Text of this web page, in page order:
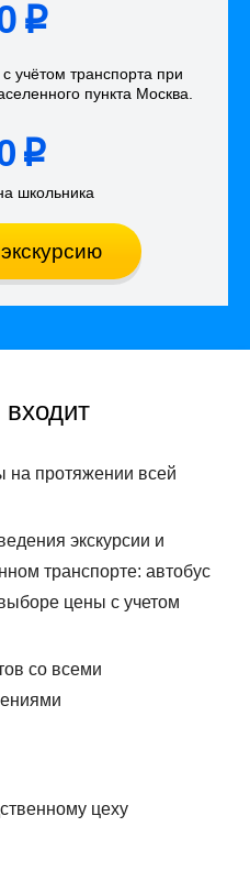
p
с учётом транспорта при
пункта Москва
p
школьника
на протяжении всей
экскурсии и
транспорте: автобус
цены с учетом
со всеми
цеху